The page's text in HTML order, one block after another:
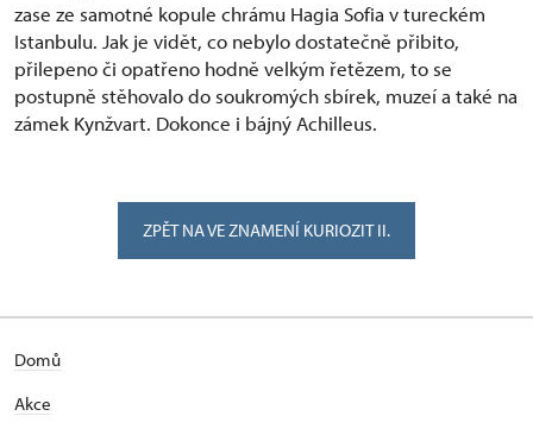
zase ze samotné kopule chrámu Hagia Sofia v tureckém
Istanbulu. Jak je vidět, co nebylo dostatečně přibito,
přilepeno či opatřeno hodně velkým řetězem, to se
postupně stěhovalo do soukromých sbírek, muzeí a také na
zámek Kynžvart. Dokonce i bájný Achilleus.
ZPĚT NA VE ZNAMENÍ KURIOZIT II.
Domů
Akce